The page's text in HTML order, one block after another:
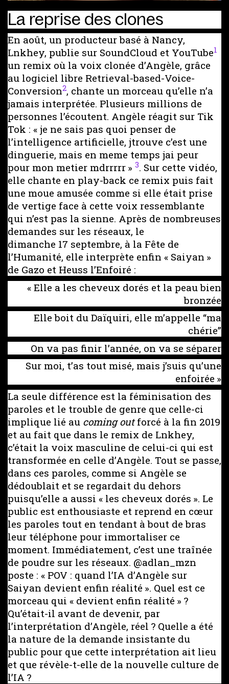
La reprise des clones
En août, un producteur basé à Nancy,
Lnkhey, publie sur SoundCloud et YouTube1
un remix où la voix clonée d’Angèle, grâce
au logiciel libre Retrieval-based-Voice-
Conversion2, chante un morceau qu’elle n’a
jamais interprétée. Plusieurs millions de
personnes l’écoutent. Angèle réagit sur Tik
Tok : « je ne sais pas quoi penser de
l’intelligence artificielle, jtrouve c’est une
dinguerie, mais en meme temps jai peur
pour mon metier mdrrrrr » 3. Sur cette vidéo,
elle chante en play-back ce remix puis fait
une moue amusée comme si elle était prise
de vertige face à cette voix ressemblante
qui n’est pas la sienne. Après de nombreuses
demandes sur les réseaux, le
dimanche 17 septembre, à la Fête de
l’Humanité, elle interprète enfin « Saiyan »
de Gazo et Heuss l’Enfoiré :
« Elle a les cheveux dorés et la peau bien
bronzée
Elle boit du Daïquiri, elle m’appelle “ma
chérie”
On va pas finir l’année, on va se séparer
Sur moi, t’as tout misé, mais j’suis qu’une
enfoirée »
La seule différence est la féminisation des
paroles et le trouble de genre que celle-ci
implique lié au coming outforcé à la fin 2019
et au fait que dans le remix de Lnkhey,
c’était la voix masculine de celui-ci qui est
transformée en celle d’Angèle. Tout se passe,
dans ces paroles, comme si Angèle se
dédoublait et se regardait du dehors
puisqu’elle a aussi « les cheveux dorés ». Le
public est enthousiaste et reprend en cœur
les paroles tout en tendant à bout de bras
leur téléphone pour immortaliser ce
moment. Immédiatement, c’est une traînée
de poudre sur les réseaux. @adlan_mzn
poste : « POV : quand l’IA d’Angèle sur
Saiyan devient enfin réalité ». Quel est ce
morceau qui « devient enfin réalité » ?
Qu’était-il avant de devenir, par
l’interprétation d’Angèle, réel ? Quelle a été
la nature de la demande insistante du
public pour que cette interprétation ait lieu
et que révèle-t-elle de la nouvelle culture de
l’IA ?